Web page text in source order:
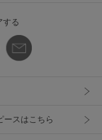
する
ースはこちら